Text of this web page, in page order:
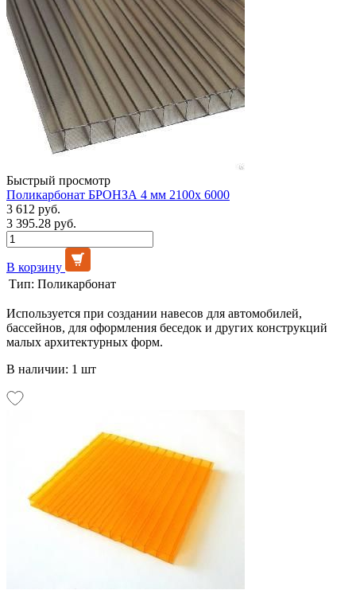
Быстрый просмотр
Поликарбонат БРОНЗА 4 мм 2100х 6000
3 612 руб.
3 395.28 руб.
В корзину
Тип: Поликарбонат
Используется при создании навесов для автомобилей,
бассейнов, для оформления беседок и других конструкций
малых архитектурных форм.
В наличии: 1 шт